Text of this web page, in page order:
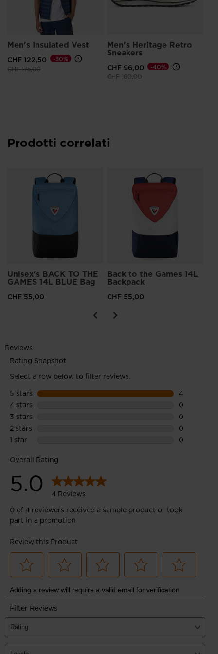
Men's Insulated Vest
CHF 122,50
Prezzo ridotto da
CHF 175,00a
-30%
Men's Heritage Retro
Sneakers
CHF 96,00
Prezzo ridotto da
CHF 160,00a
-40%
Prodotti correlati
Unisex's BACK TO THE
GAMES 14L BLUE Bag
CHF 55,00
Back to the Games 14L
Backpack
CHF 55,00